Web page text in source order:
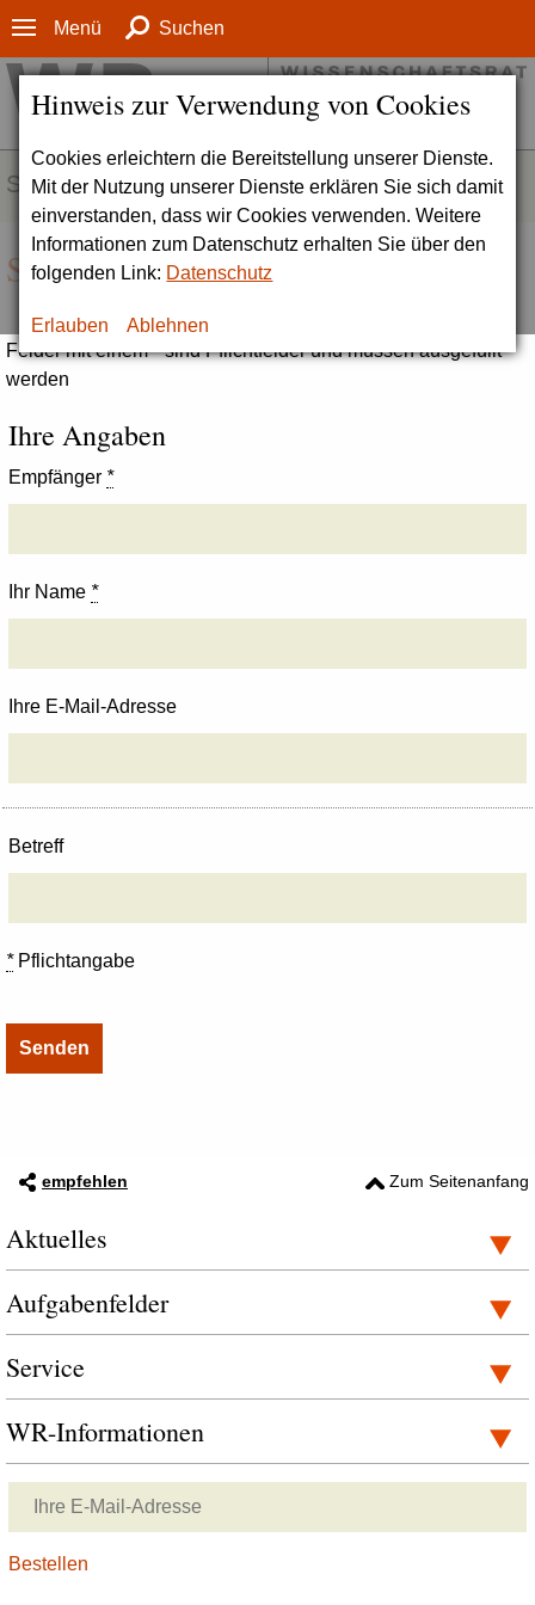
Hinweis zur Verwendung von Cookies
Cookies erleichtern die Bereitstellung unserer Dienste.
Mit der Nutzung unserer Dienste erklären Sie sich damit
einverstanden, dass wir Cookies verwenden. Weitere
Informationen zum Datenschutz erhalten Sie über den
folgenden Link: Datenschutz
Erlauben Ablehnen
Menü Suchen
SERVICE
Seite empfehlen
Felder mit einem * sind Pflichtfelder und müssen ausgefüllt
werden
Ihre Angaben
Empfänger *
Ihr Name *
Ihre E-Mail-Adresse
Betreff
*Pflichtangabe
empfehlen Zum Seitenanfang
Aktuelles
Aufgabenfelder
Service
WR-Informationen